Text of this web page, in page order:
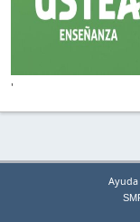
'
Ayuda